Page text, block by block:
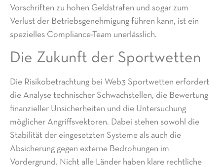
Vorschriften zu hohen Geldstrafen und sogar zum
Verlust der Betriebsgenehmigung führen kann, ist ein
spezielles Compliance-Team unerlässlich.
Die Zukunft der Sportwetten
Die Risikobetrachtung bei Web3 Sportwetten erfordert
die Analyse technischer Schwachstellen, die Bewertung
finanzieller Unsicherheiten und die Untersuchung
möglicher Angriffsvektoren. Dabei stehen sowohl die
Stabilität der eingesetzten Systeme als auch die
Absicherung gegen externe Bedrohungen im
Vordergrund. Nicht alle Länder haben klare rechtliche